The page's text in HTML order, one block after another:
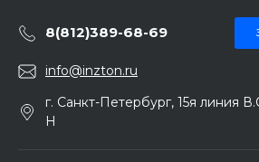
8(812)389-68-69
info@inzton.ru
г. Санкт-Петербург, 15я линия
Н